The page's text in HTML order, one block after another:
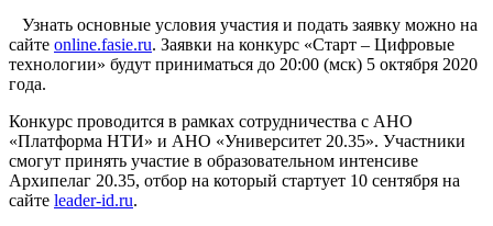
⠀Узнать основные условия участия и подать заявку можно на
сайте online.fasie.ru. Заявки на конкурс «Старт – Цифровые
технологии» будут приниматься до 20:00 (мск) 5 октября 2020
года.
Конкурс проводится в рамках сотрудничества с АНО
«Платформа НТИ» и АНО «Университет 20.35». Участники
смогут принять участие в образовательном интенсиве
Архипелаг 20.35, отбор на который стартует 10 сентября на
сайте leader-id.ru.